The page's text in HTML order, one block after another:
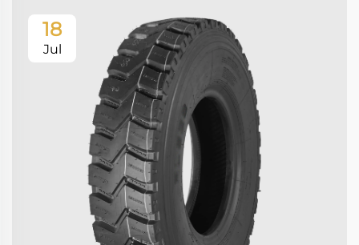
18
Jul